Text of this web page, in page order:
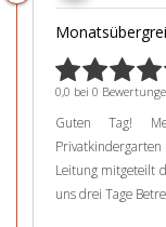
0,0 bei 0
Guten Tag!
Leitung mitgeteilt
uns drei Tage